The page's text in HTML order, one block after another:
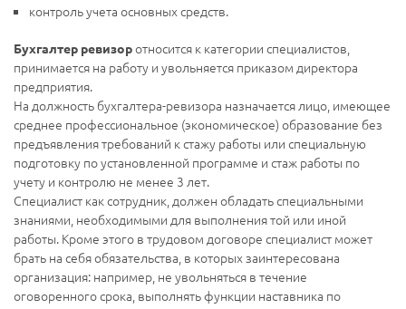
контроль учета основных средств.
Бухгалтер ревизоротносится к категории специалистов,
принимается на работу и увольняется приказом директора
предприятия.
На должность бухгалтера-ревизора назначается лицо, имеющее
среднее профессиональное (экономическое) образование без
предъявления требований к стажу работы или специальную
подготовку по установленной программе и стаж работы по
учету и контролю не менее 3 лет.
Специалист как сотрудник, должен обладать специальными
знаниями, необходимыми для выполнения той или иной
работы. Кроме этого в трудовом договоре специалист может
брать на себя обязательства, в которых заинтересована
организация: например, не увольняться в течение
оговоренного срока, выполнять функции наставника по